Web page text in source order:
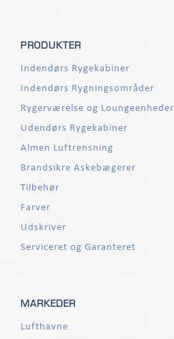
PRODUKTER
Indendørs Rygekabiner
Indendørs Rygningsområder
Rygerværelse og Loungeenheder
Udendørs Rygekabiner
Almen Luftrensning
Brandsikre Askebægerer
Tilbehør
Farver
Udskriver
Serviceret og Garanteret
MARKEDER
Lufthavne